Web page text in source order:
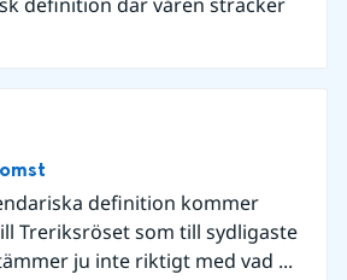
definition kommer
Treriksröset som till sydligaste
ju inte riktigt med vad ...